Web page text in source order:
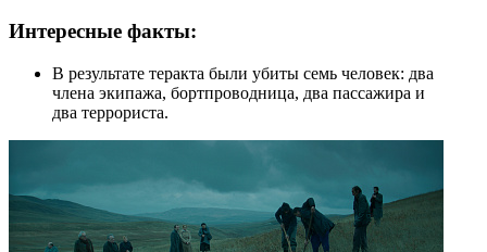
Интересные факты:
В результате теракта были убиты семь человек: два
члена экипажа, бортпроводница, два пассажира и
два террориста.